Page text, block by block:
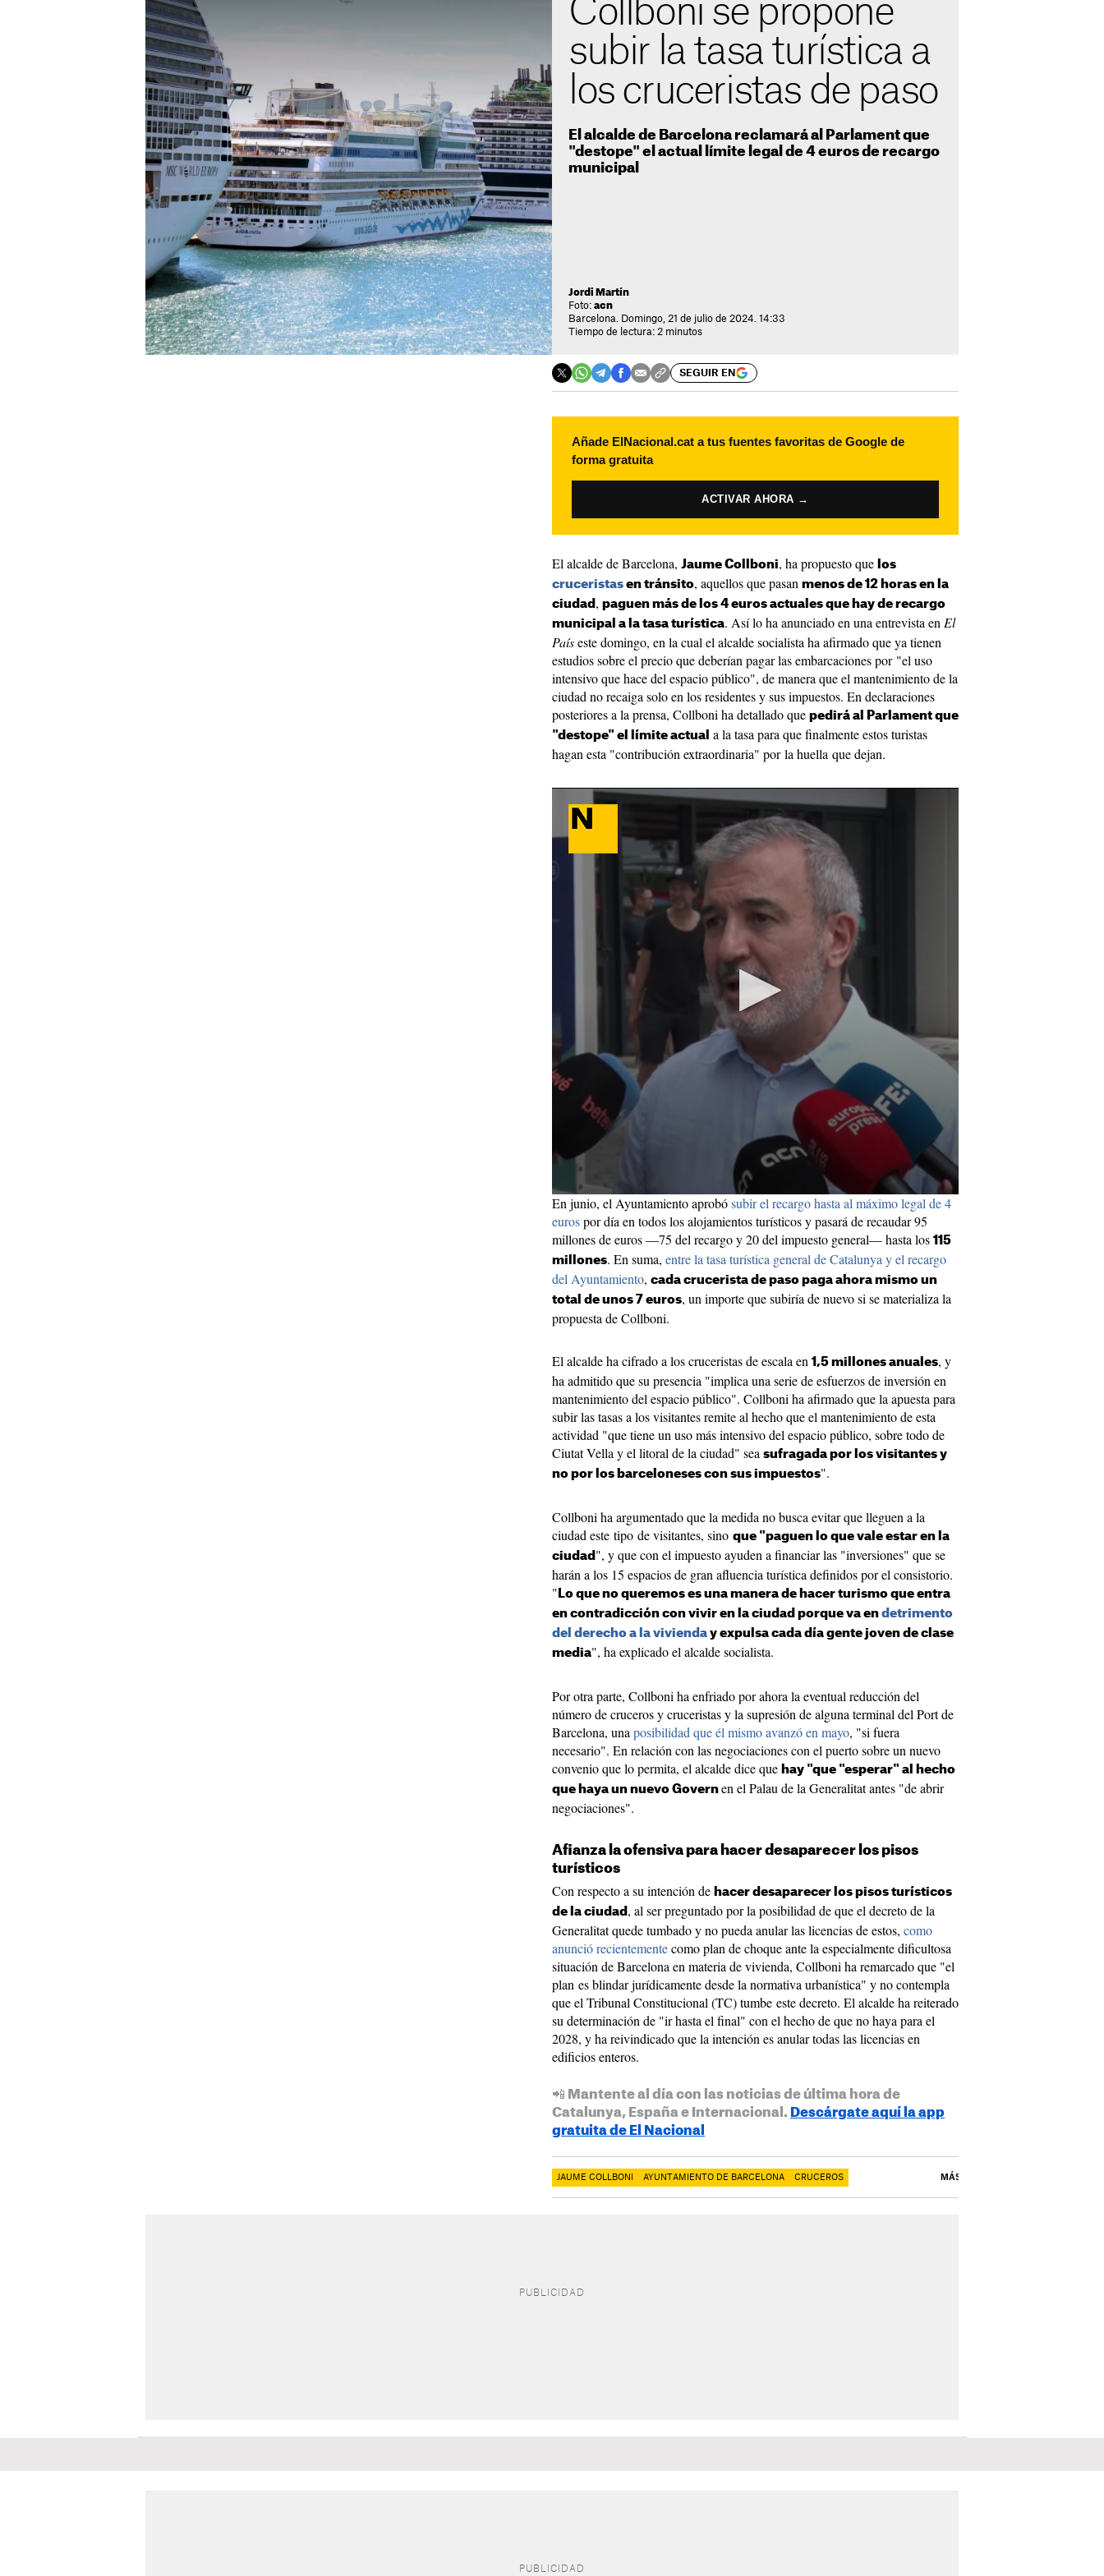
Collboni se propone
subir la tasa turística a
los cruceristas de paso
El alcalde de Barcelona reclamará al Parlament que
"destope" el actual límite legal de 4 euros de recargo
municipal
Jordi Martín
Foto: acn
Barcelona. Domingo, 21 de julio de 2024. 14:33
Tiempo de lectura: 2 minutos
SEGUIR EN
Añade ElNacional.cat a tus fuentes favoritas de Google de
forma gratuita
ACTIVAR AHORA →
El alcalde de Barcelona, Jaume Collboni, ha propuesto que los
cruceristas en tránsito, aquellos que pasan menos de 12 horas en la
ciudad , paguen más de los 4 euros actuales que hay de recargo
municipal a la tasa turística. Así lo ha anunciado en una entrevista en El
Paíseste domingo, en la cual el alcalde socialista ha afirmado que ya tienen
estudios sobre el precio que deberían pagar las embarcaciones por "el uso
intensivo que hace del espacio público", de manera que el mantenimiento de la
ciudad no recaiga solo en los residentes y sus impuestos. En declaraciones
posteriores a la prensa, Collboni ha detallado que pedirá al Parlament que
"destope" el límite actual a la tasa para que finalmente estos turistas
hagan esta "contribución extraordinaria" por la huella que dejan.
En junio, el Ayuntamiento aprobósubir el recargo hasta al máximo legal de 4
eurospor día en todos los alojamientos turísticos y pasará de recaudar 95
millones de euros —75 del recargo y 20 del impuesto general— hasta los 115
millones. En suma, entre la tasa turística general de Catalunya y el recargo
del Ayuntamiento, cada crucerista de paso paga ahora mismo un
total de unos 7 euros, un importe que subiría de nuevo si se materializa la
propuesta de Collboni.
El alcalde ha cifrado a los cruceristas de escala en 1,5 millones anuales, y
ha admitido que su presencia "implica una serie de esfuerzos de inversión en
mantenimiento del espacio público". Collboni ha afirmado que la apuesta para
subir las tasas a los visitantes remite al hecho que el mantenimiento de esta
actividad "que tiene un uso más intensivo del espacio público, sobre todo de
Ciutat Vella y el litoral de la ciudad" sea sufragada por los visitantes y
no por los barceloneses con sus impuestos".
Collboni ha argumentado que la medida no busca evitar que lleguen a la
ciudad este tipo de visitantes, sino que "paguen lo que vale estar en la
ciudad ", y que con el impuesto ayuden a financiar las "inversiones" que se
harán a los 15 espacios de gran afluencia turística definidos por el consistorio.
" Lo que no queremos es una manera de hacer turismo que entra
en contradicción con vivir en la ciudad porque va en detrimento
del derecho a la vivienda y expulsa cada día gente joven de clase
media", ha explicado el alcalde socialista.
Por otra parte, Collboni ha enfriado por ahora la eventual reducción del
número de cruceros y cruceristas y la supresión de alguna terminal del Port de
Barcelona, una posibilidad que él mismo avanzó en mayo, "si fuera
necesario". En relación con las negociaciones con el puerto sobre un nuevo
convenio que lo permita, el alcalde dice que hay "que "esperar" al hecho
que haya un nuevo Govern en el Palau de la Generalitat antes "de abrir
negociaciones".
Afianza la ofensiva para hacer desaparecer los pisos
turísticos
Con respecto a su intención de hacer desaparecer los pisos turísticos
de la ciudad , al ser preguntado por la posibilidad de que el decreto de la
Generalitat quede tumbado y no pueda anular las licencias de estos, como
anunció recientementecomo plan de choque ante la especialmente dificultosa
situación de Barcelona en materia de vivienda, Collboni ha remarcado que "el
plan es blindar jurídicamente desde la normativa urbanística" y no contempla
que el Tribunal Constitucional (TC) tumbe este decreto. El alcalde ha reiterado
su determinación de "ir hasta el final" con el hecho de que no haya para el
2028, y ha reivindicado que la intención es anular todas las licencias en
edificios enteros.
📲 Mantente al día con las noticias de última hora de
Catalunya, España e Internacional. Descárgate aquí la app
gratuita de El Nacional
JAUME COLLBONI AYUNTAMIENTO DE BARCELONA CRUCEROS MÁS